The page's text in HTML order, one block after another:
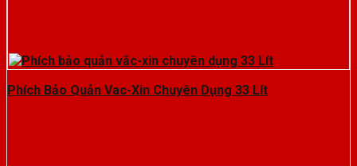
Phích Bảo Quản Vac-Xin Chuyên Dụng 33 Lít